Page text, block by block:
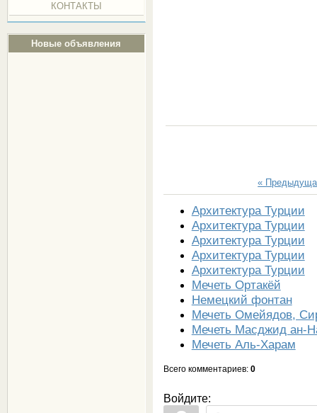
КОНТАКТЫ
Новые объявления
«
Архитектура Турции
Архитектура Турции
Архитектура Турции
Архитектура Турции
Архитектура Турции
Мечеть Ортакёй
Немецкий фонтан
Мечеть Омейядов,
Мечеть Масджид ан-
Мечеть Аль-Харам
Всего комментариев: 0
Войдите: